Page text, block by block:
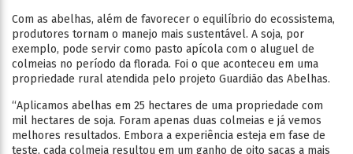
Com as abelhas, além de favorecer o equilíbrio do ecossistema,
produtores tornam o manejo mais sustentável. A soja, por
exemplo, pode servir como pasto apícola com o aluguel de
colmeias no período da florada. Foi o que aconteceu em uma
propriedade rural atendida pelo projeto Guardião das Abelhas.
“Aplicamos abelhas em 25 hectares de uma propriedade com
mil hectares de soja. Foram apenas duas colmeias e já vemos
melhores resultados. Embora a experiência esteja em fase de
teste, cada colmeia resultou em um ganho de oito sacas a mais